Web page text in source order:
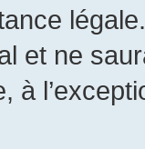
et ne
à